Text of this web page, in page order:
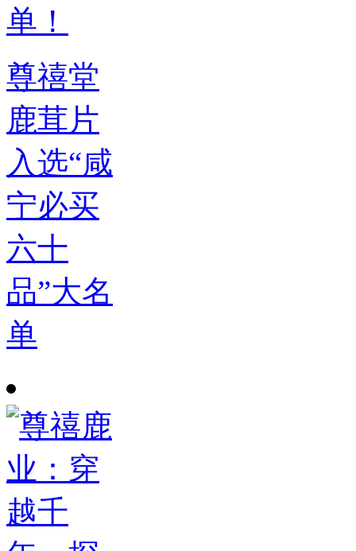
尊禧堂
鹿茸片
入选“咸
宁必买
六十
品”大名
单